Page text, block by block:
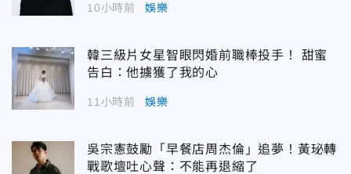
10小時前 娛樂
韓三級片女星智眼閃婚前職棒投手！ 甜蜜
告白：他擄獲了我的心
11小時前 娛樂
吳宗憲鼓勵「早餐店周杰倫」追夢！黃珌轉
戰歌壇吐心聲：不能再退縮了